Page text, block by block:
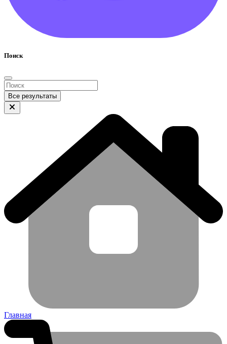
Поиск
Все результаты
Главная